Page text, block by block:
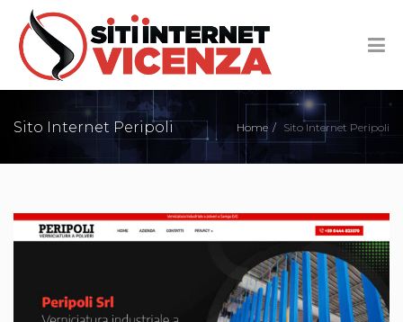
Sito Internet Peripoli Home Sito Internet Peripoli